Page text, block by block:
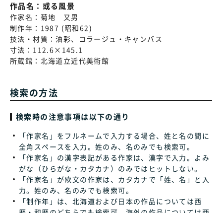
作品名： 或る風景
作家名： 菊地 又男
制作年： 1987 (昭和62)
技法・材質：油彩、コラージュ・キャンバス
寸法： 112.6×145.1
所蔵館： 北海道立近代美術館
検索の方法
検索時の注意事項は以下の通り
「作家名」をフルネームで入力する場合、姓と名の間に
全角スペースを入力。姓のみ、名のみでも検索可。
「作家名」の漢字表記がある作家は、漢字で入力。よみ
がな（ひらがな・カタカナ）のみではヒットしない。
「作家名」が欧文の作家は、カタカナで「姓、名」と入
力。姓のみ、名のみでも検索可。
「制作年」は、北海道および日本の作品については西